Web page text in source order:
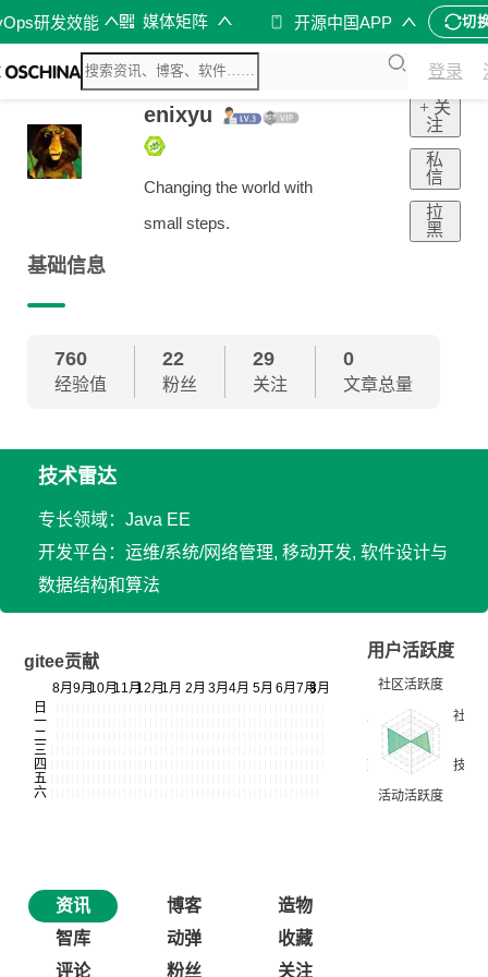
研发效能 媒体矩阵 开源中国APP 切
登录
enixyu
Changing the world with
small steps.
+ 关
注
私
信
拉
黑
基础信息
760
经验值
22
粉丝
29
关注
0
文章总量
技术雷达
专长领域：Java EE
开发平台：运维/系统/网络管理, 移动开发, 软件设计与
数据结构和算法
gitee贡献
用户活跃度
资讯 博客
造物
智库
动弹
收藏
评论
粉丝 关注